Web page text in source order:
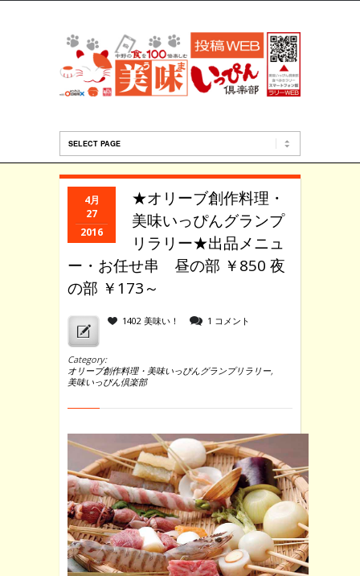
4月
27
2016
★オリーブ創作料理・
美味いっぴんグランプ
リラリー★出品メニュ
ー・お任せ串 昼の部 ￥850 夜
の部 ￥173～
1402 美味い！ 1 コメント
Category:
オリーブ創作料理・美味いっぴんグランプリラリー,
美味いっぴん倶楽部